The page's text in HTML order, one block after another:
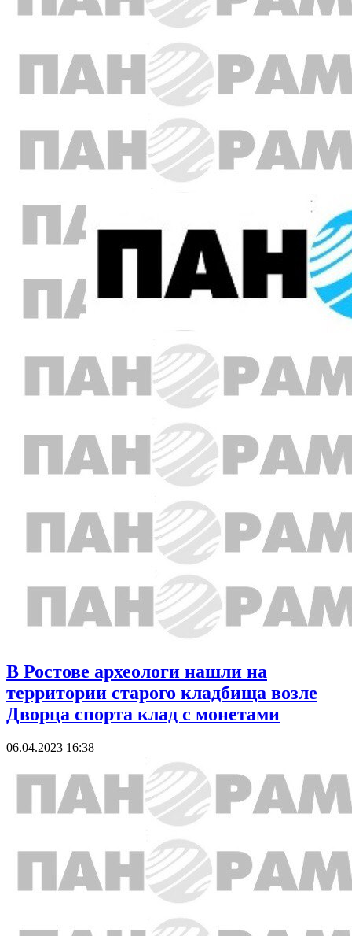
В Ростове археологи нашли на
территории старого кладбища возле
Дворца спорта клад с монетами
06.04.2023 16:38